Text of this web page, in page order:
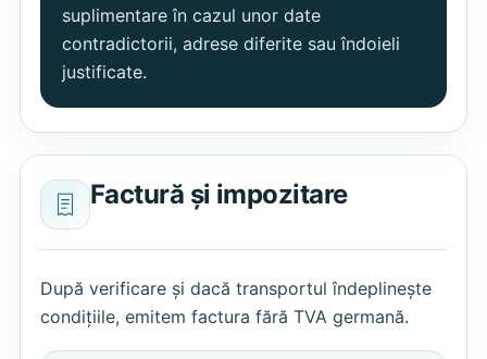
suplimentare în cazul unor date
contradictorii, adrese diferite sau îndoieli
justificate.
Factură și impozitare
După verificare și dacă transportul îndeplinește
condițiile, emitem factura fără TVA germană.